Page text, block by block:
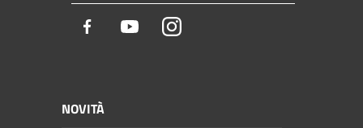
Facebook YoutubeInstagram
NOVITÀ